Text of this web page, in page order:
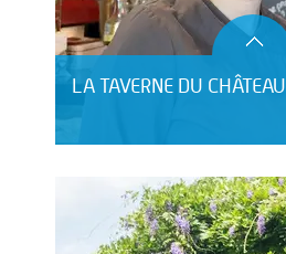
LA TAVERNE DU CHÂTEAU